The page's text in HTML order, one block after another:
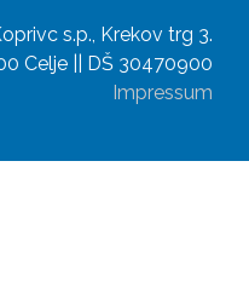
s.p., Krekov trg 3.
Celje || DŠ 30470900
Impressum